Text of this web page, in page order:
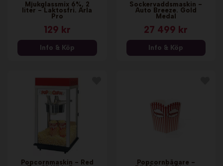
Mjukglassmix 6%, 2
liter - Laktosfri. Arla
Pro
129 kr
Info & Köp
Sockervaddsmaskin -
Auto Breeze. Gold
Medal
27 499 kr
Info & Köp
Popcornmaskin - Red
Popcornbägare -